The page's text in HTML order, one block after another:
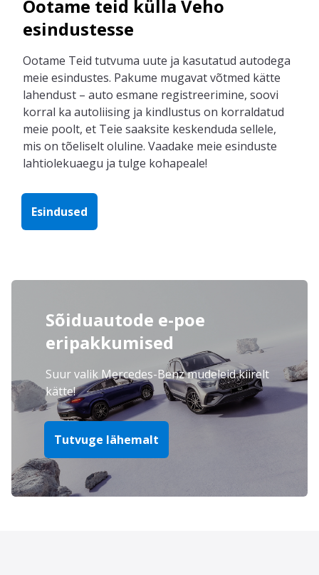
Ootame teid külla Veho
esindustesse
Ootame Teid tutvuma uute ja kasutatud autodega
meie esindustes. Pakume mugavatvõtmed kätte
lahendust – auto esmane registreerimine, soovi
korral ka autoliising ja kindlustus on korraldatud
meie poolt, et Teie saaksite keskenduda sellele,
mis on tõeliseltoluline. Vaadake meie esinduste
lahtiolekuaegu ja tulge kohapeale!
Esindused
Sõiduautode e-poe
eripakkumised
Suur valik Mercedes-Benz mudeleid kiirelt
kätte!
Tutvuge lähemalt